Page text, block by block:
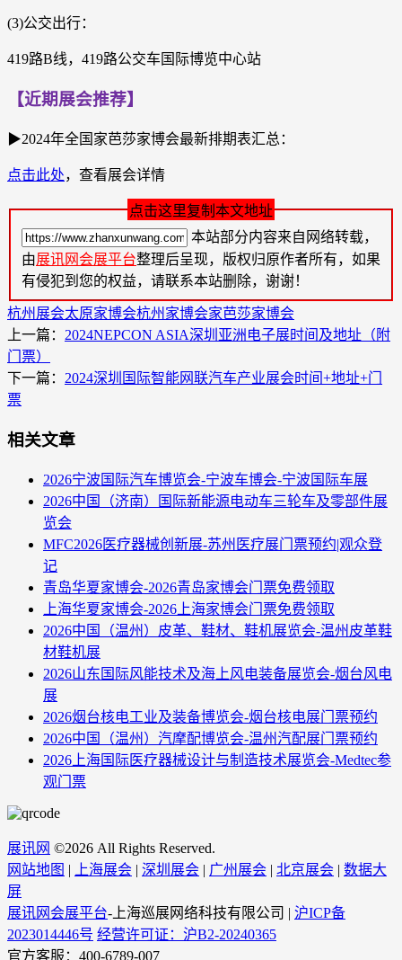
(3)公交出行：
419路B线，419路公交车国际博览中心站
【近期展会推荐】
▶2024年全国家芭莎家博会最新排期表汇总：
点击此处，查看展会详情
点击这里复制本文地址
本站部分内容来自网络转载，
由展讯网会展平台整理后呈现，版权归原作者所有，如果
有侵犯到您的权益，请联系本站删除，谢谢！
杭州展会太原家博会杭州家博会家芭莎家博会
上一篇： 2024NEPCON ASIA深圳亚洲电子展时间及地址（附
门票）
下一篇： 2024深圳国际智能网联汽车产业展会时间+地址+门
票
相关文章
2026宁波国际汽车博览会-宁波车博会-宁波国际车展
2026中国（济南）国际新能源电动车三轮车及零部件展
览会
MFC2026医疗器械创新展-苏州医疗展门票预约|观众登
记
青岛华夏家博会-2026青岛家博会门票免费领取
上海华夏家博会-2026上海家博会门票免费领取
2026中国（温州）皮革、鞋材、鞋机展览会-温州皮革鞋
材鞋机展
2026山东国际风能技术及海上风电装备展览会-烟台风电
展
2026烟台核电工业及装备博览会-烟台核电展门票预约
2026中国（温州）汽摩配博览会-温州汽配展门票预约
2026上海国际医疗器械设计与制造技术展览会-Medtec参
观门票
展讯网 ©2026 All Rights Reserved.
网站地图 | 上海展会 | 深圳展会 | 广州展会 | 北京展会 | 数据大
屏
展讯网会展平台-上海巡展网络科技有限公司 | 沪ICP备
2023014446号 经营许可证：沪B2-20240365
官方客服：400-6789-007